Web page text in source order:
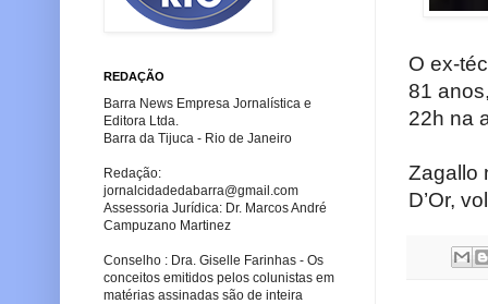
O ex-
81
22h na
Zagallo
D’Or,
REDAÇÃO
Barra News Empresa Jornalística e
Editora Ltda.
Barra da Tijuca - Rio de Janeiro
Redação:
jornalcidadedabarra@gmail.com
Assessoria Jurídica: Dr. Marcos André
Campuzano Martinez
Conselho : Dra. Giselle Farinhas - Os
conceitos emitidos pelos colunistas em
matérias assinadas são de inteira